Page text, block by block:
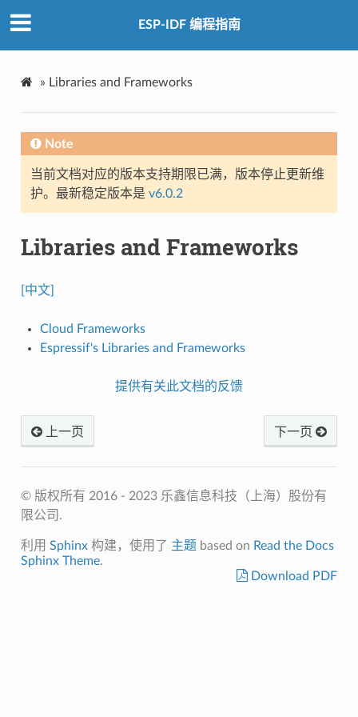
ESP-IDF 编程指南
» Libraries and Frameworks
Note
当前文档对应的版本支持期限已满，版本停止更新维
护。最新稳定版本是 v6.0.2
Libraries and Frameworks
[中文]
Cloud Frameworks
Espressif's Libraries and Frameworks
提供有关此文档的反馈
上一页 下一页
© 版权所有 2016 - 2023 乐鑫信息科技（上海）股份有
限公司.
利用 Sphinx构建，使用了 主题 based on Read the Docs
Sphinx Theme.
Download PDF